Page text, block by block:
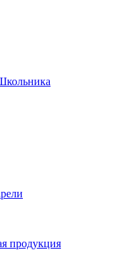
продукция